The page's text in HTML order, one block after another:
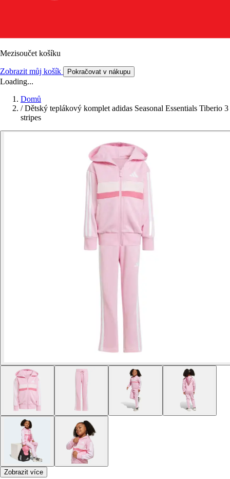
Mezisoučet košíku
Zobrazit můj košík Pokračovat v nákupu
Loading...
Domů
/ Dětský teplákový komplet adidas Seasonal Essentials Tiberio 3
stripes
Zobrazit více